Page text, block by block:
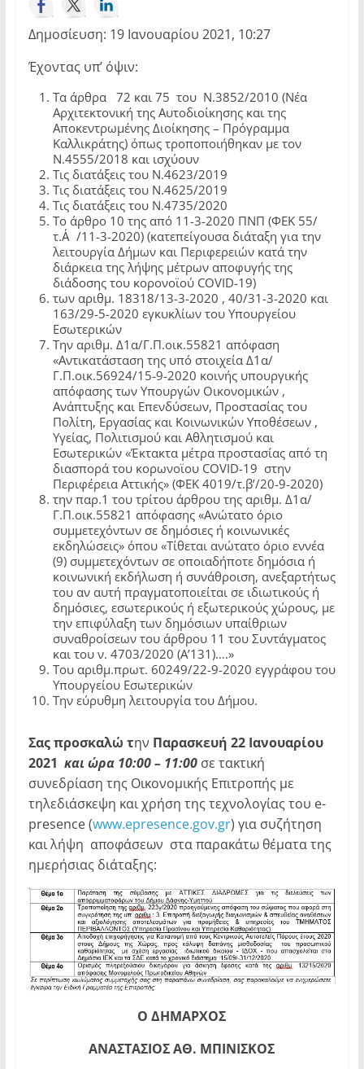
Δημοσίευση: 19 Ιανουαρίου 2021, 10:27
Έχοντας υπ’ όψιν:
Τα άρθρα 72 και 75 του Ν.3852/2010 (Νέα
Αρχιτεκτονική της Αυτοδιοίκησης και της
Αποκεντρωμένης Διοίκησης – Πρόγραμμα
Καλλικράτης) όπως τροποποιήθηκαν με τον
Ν.4555/2018 και ισχύουν
Τις διατάξεις του Ν.4623/2019
Τις διατάξεις του Ν.4625/2019
Τις διατάξεις του Ν.4735/2020
Το άρθρο 10 της από 11-3-2020 ΠΝΠ (ΦΕΚ 55/
τ.Α΄/11-3-2020) (κατεπείγουσα διάταξη για την
λειτουργία Δήμων και Περιφερειών κατά την
διάρκεια της λήψης μέτρων αποφυγής της
διάδοσης του κορονοϊού COVID-19)
των αριθμ. 18318/13-3-2020 , 40/31-3-2020 και
163/29-5-2020 εγκυκλίων του Υπουργείου
Εσωτερικών
Την αριθμ. Δ1α/Γ.Π.οικ.55821 απόφαση
«Αντικατάσταση της υπό στοιχεία Δ1α/
Γ.Π.οικ.56924/15-9-2020 κοινής υπουργικής
απόφασης των Υπουργών Οικονομικών ,
Ανάπτυξης και Επενδύσεων, Προστασίας του
Πολίτη, Εργασίας και Κοινωνικών Υποθέσεων ,
Υγείας, Πολιτισμού και Αθλητισμού και
Εσωτερικών «Έκτακτα μέτρα προστασίας από τη
διασπορά του κορωνοϊου COVID-19 στην
Περιφέρεια Αττικής» (ΦΕΚ 4019/τ.β’/20-9-2020)
την παρ.1 του τρίτου άρθρου της αριθμ. Δ1α/
Γ.Π.οικ.55821 απόφασης «Ανώτατο όριο
συμμετεχόντων σε δημόσιες ή κοινωνικές
εκδηλώσεις» όπου «Τίθεται ανώτατο όριο εννέα
(9) συμμετεχόντων σε οποιαδήποτε δημόσια ή
κοινωνική εκδήλωση ή συνάθροιση, ανεξαρτήτως
του αν αυτή πραγματοποιείται σε ιδιωτικούς ή
δημόσιες, εσωτερικούς ή εξωτερικούς χώρους, με
την επιφύλαξη των δημόσιων υπαίθριων
συναθροίσεων του άρθρου 11 του Συντάγματος
και του ν. 4703/2020 (Α’131)….»
Του αριθμ.πρωτ. 60249/22-9-2020 εγγράφου του
Υπουργείου Εσωτερικών
Την εύρυθμη λειτουργία του Δήμου.
Σας προσκαλώ την Παρασκευή 22 Ιανουαρίου
2021 και ώρα 10:00 – 11:00 σε τακτική
συνεδρίαση της Οικονομικής Επιτροπής με
τηλεδιάσκεψη και χρήση της τεχνολογίας του e-
presence (www.epresence.gov.gr) για συζήτηση
και λήψη αποφάσεων στα παρακάτω θέματα της
ημερήσιας διάταξης:
Ο ΔΗΜΑΡΧΟΣ
ΑΝΑΣΤΑΣΙΟΣ ΑΘ. ΜΠΙΝΙΣΚΟΣ